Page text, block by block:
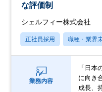
な評価制
シェルフィー株式会社
正社員採用 職種・業界
業務内容
「日本
に向き
成長、